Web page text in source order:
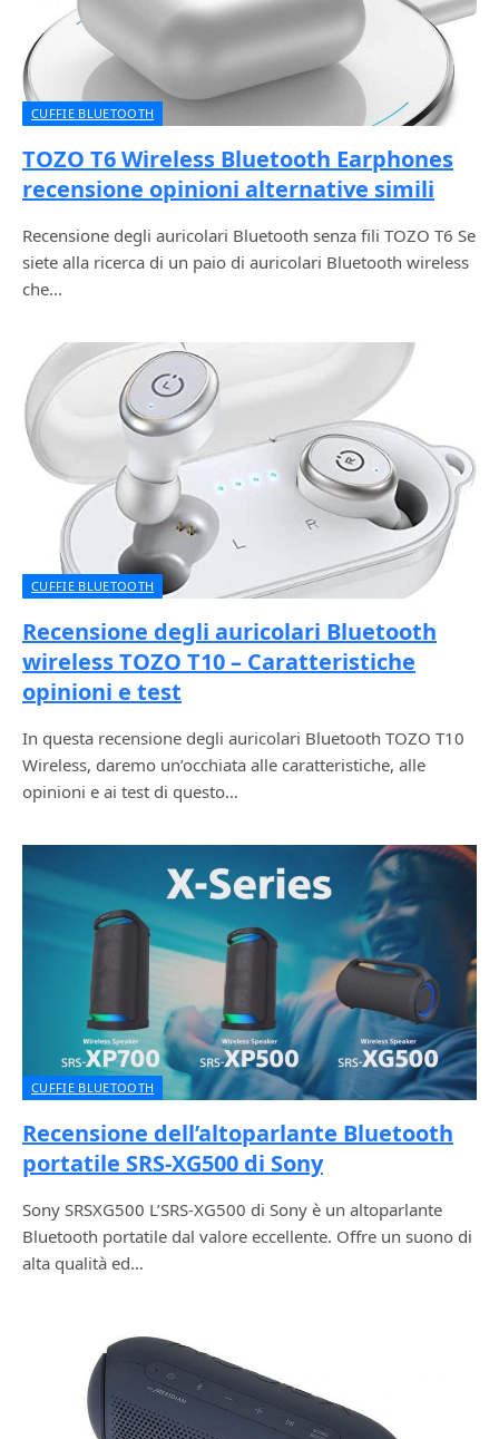
CUFFIE BLUETOOTH
TOZO T6 Wireless Bluetooth Earphones
recensione opinioni alternative simili
Recensione degli auricolari Bluetooth senza fili TOZO T6 Se
siete alla ricerca di un paio di auricolari Bluetooth wireless
che…
CUFFIE BLUETOOTH
Recensione degli auricolari Bluetooth
wireless TOZO T10 – Caratteristiche
opinioni e test
In questa recensione degli auricolari Bluetooth TOZO T10
Wireless, daremo un’occhiata alle caratteristiche, alle
opinioni e ai test di questo…
CUFFIE BLUETOOTH
Recensione dell’altoparlante Bluetooth
portatile SRS-XG500 di Sony
Sony SRSXG500 L’SRS-XG500 di Sony è un altoparlante
Bluetooth portatile dal valore eccellente. Offre un suono di
alta qualità ed…